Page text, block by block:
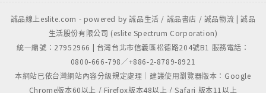
誠品線上eslite.com - powered by 誠品生活 / 誠品書店 / 誠品物流 | 誠品
生活股份有限公司 (eslite Spectrum Corporation)
統一編號：27952966 | 台灣台北市信義區松德路204號B1 服務電話：
0800-666-798／+886-2-8789-8921
本網站已依台灣網站內容分級規定處理｜建議使用瀏覽器版本：Google
Chrome版本60以上 / Firefox版本48以上 / Safari 版本11以上